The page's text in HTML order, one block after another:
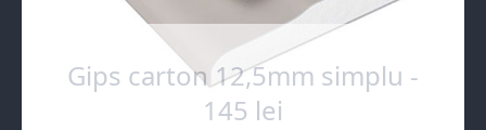
Gips carton 12,5mm simplu -
145 lei